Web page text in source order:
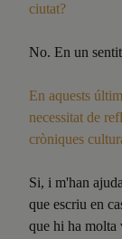
ciutat?
No. En un
En aquests
necessitat de
cròniques
Si, i m'han
que escriu en
que hi ha molta